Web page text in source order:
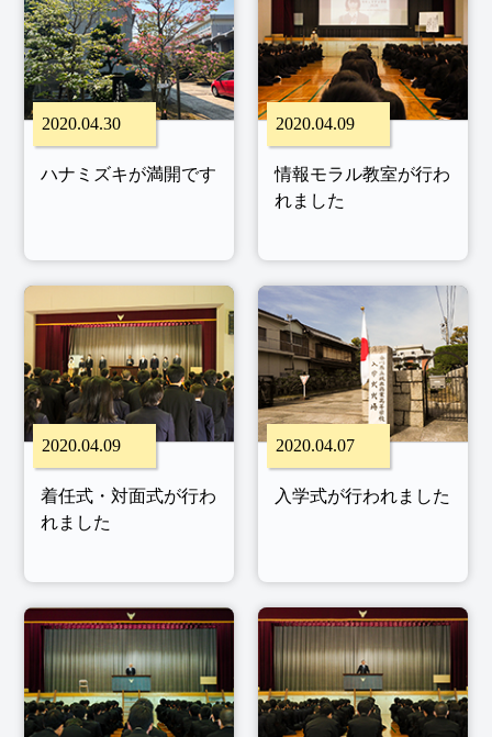
2020.04.30
ハナミズキが満開です
2020.04.09
情報モラル教室が行わ
れました
2020.04.09
着任式・対面式が行わ
れました
2020.04.07
入学式が行われました